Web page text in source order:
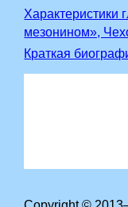
Характеристики
мезонином»,
Краткая